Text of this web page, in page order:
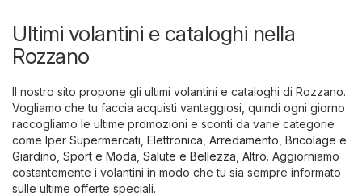
Ultimi volantini e cataloghi nella
Rozzano
Il nostro sito propone gli ultimi volantini e cataloghi di Rozzano.
Vogliamo che tu faccia acquisti vantaggiosi, quindi ogni giorno
raccogliamo le ultime promozioni e sconti da varie categorie
come Iper Supermercati Elettronica Arredamento, Bricolage e
Giardino Sport e Moda Salute e Bellezza Altro. Aggiorniamo
costantemente i volantini in modo che tu sia sempre informato
sulle ultime offerte speciali.